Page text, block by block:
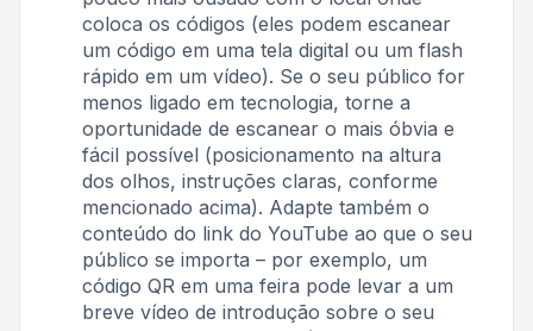
coloca os códigos (eles podem escanear
um código em uma tela digital ou um flash
rápido em um vídeo). Se o seu público for
menos ligado em tecnologia, torne a
oportunidade de escanear o mais óbvia e
fácil possível (posicionamento na altura
dos olhos, instruções claras, conforme
mencionado acima). Adapte também o
conteúdo do link do YouTube ao que o seu
público se importa – por exemplo, um
código QR em uma feira pode levar a um
breve vídeo de introdução sobre o seu